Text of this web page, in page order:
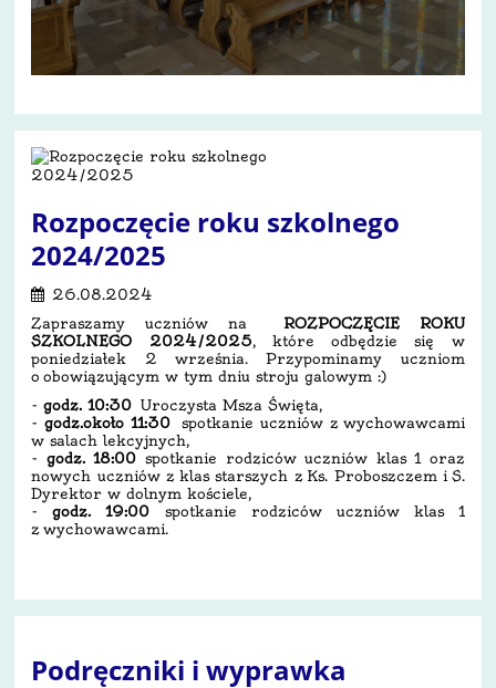
Rozpoczęcie roku szkolnego
2024/2025
26.08.2024
Zapraszamy uczniów naROZPOCZĘCIE ROKU
SZKOLNEGO 2024/2025, które odbędzie się w
poniedziałek 2 września. Przypominamy uczniom
o obowiązującym w tym dniu stroju galowym :)
-godz. 10:30 Uroczysta Msza Święta,
-godz.około 11:30 spotkanie uczniów z wychowawcami
w salach lekcyjnych,
- godz. 18:00 spotkanie rodziców uczniów klas 1 oraz
nowych uczniów z klas starszych z Ks. Proboszczem i S.
Dyrektor w dolnym kościele,
-godz. 19:00 spotkanie rodziców uczniów klas 1
z wychowawcami.
Podręczniki i wyprawka